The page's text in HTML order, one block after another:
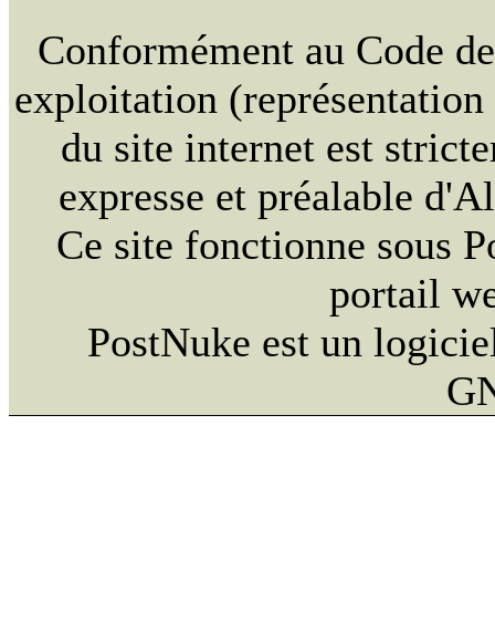
Conformément au Code
exploitation
du site internet est
expresse et préalable
Ce site fonctionne sous
portail
PostNuke est un